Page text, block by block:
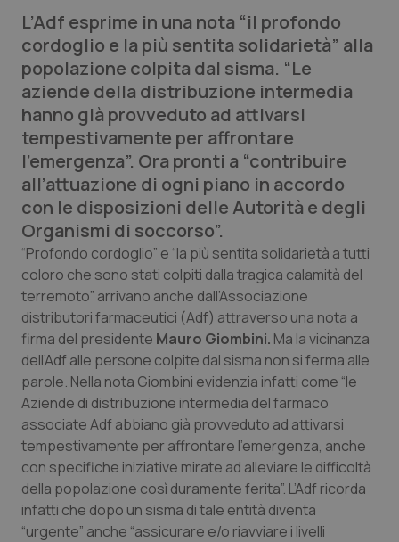
Lettere al direttore
Edizioni Regionali
QS Pro
Professionisti Sanitari.AI
Abruzzo
Basilicata
Calabria
Campania
Emilia-Romagna
Friuli Venezia Giulia
Lazio
Liguria
QS Pro Gold
Artrite & artrosi
Asma & BPCO
Car-T
Colesterolo & coronaropatie
Dermatite Atopica
Diabete & glucometri
Disturbi dell’umore
QS Club Newsletter
L’Adf esprime in una nota “il profondo
cordoglio e la più sentita solidarietà” alla
popolazione colpita dal sisma. “Le
aziende della distribuzione intermedia
hanno già provveduto ad attivarsi
tempestivamente per affrontare
l’emergenza”. Ora pronti a “contribuire
all’attuazione di ogni piano in accordo
con le disposizioni delle Autorità e degli
Organismi di soccorso”.
“Profondo cordoglio” e “la più sentita solidarietà a tutti
coloro che sono stati colpiti dalla tragica calamità del
terremoto” arrivano anche dall’Associazione
distributori farmaceutici (Adf) attraverso una nota a
firma del presidente Mauro Giombini. Ma la vicinanza
dell’Adf alle persone colpite dal sisma non si ferma alle
parole. Nella nota Giombini evidenzia infatti come “le
Aziende di distribuzione intermedia del farmaco
associate Adf abbiano già provveduto ad attivarsi
tempestivamente per affrontare l’emergenza, anche
con specifiche iniziative mirate ad alleviare le difficoltà
della popolazione così duramente ferita”. L’Adf ricorda
infatti che dopo un sisma di tale entità diventa
“urgente” anche “assicurare e/o riavviare i livelli